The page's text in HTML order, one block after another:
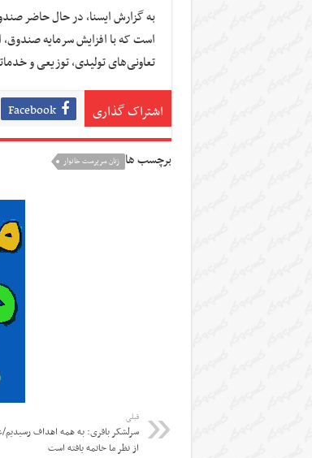
به گزارش ایسنا، در حال حاضر
است که با افزایش سرمایه
تعاونی‌های تولیدی، توزیعی و
اشتراک گذاری Facebook
برچسب ها زنان سرپرست خانوار
قبلی
سرلشکر باقری: به همه اهداف
از نظر ما خاتمه یافته است